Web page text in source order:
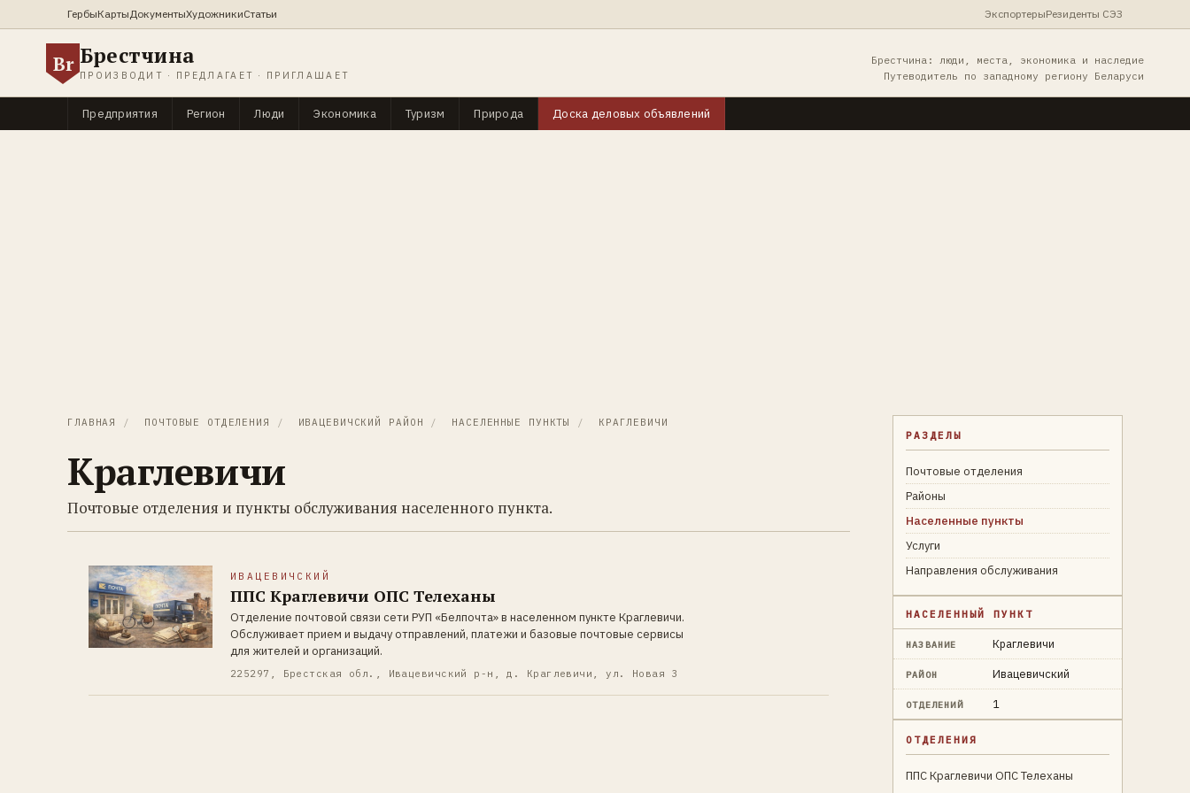
ГербыКартыДокументыХудожникиСтатьи ЭкспортерыРезиденты СЭЗ
Br Брестчина
ПРОИЗВОДИТ · ПРЕДЛАГАЕТ · ПРИГЛАШАЕТ
Брестчина: люди, места, экономика и наследие
Путеводитель по западному региону Беларуси
Предприятия Регион Люди Экономика Туризм Природа Доска деловых объявлений
ГЛАВНАЯ / ПОЧТОВЫЕ ОТДЕЛЕНИЯ / ИВАЦЕВИЧСКИЙ РАЙОН / НАСЕЛЕННЫЕ ПУНКТЫ / КРАГЛЕВИЧИ
Краглевичи
Почтовые отделения и пункты обслуживания населенного пункта.
ИВАЦЕВИЧСКИЙ
ППС Краглевичи ОПС Телеханы
Отделение почтовой связи сети РУП «Белпочта» в населенном пункте Краглевичи.
Обслуживает прием и выдачу отправлений, платежи и базовые почтовые сервисы
для жителей и организаций.
225297, Брестская обл., Ивацевичский р-н, д. Краглевичи, ул. Новая 3
РАЗДЕЛЫ
Почтовые отделения
Районы
Населенные пункты
Услуги
Направления обслуживания
НАСЕЛЕННЫЙ ПУНКТ
НАЗВАНИЕ Краглевичи
РАЙОН Ивацевичский
ОТДЕЛЕНИЙ 1
ОТДЕЛЕНИЯ
ППС Краглевичи ОПС Телеханы